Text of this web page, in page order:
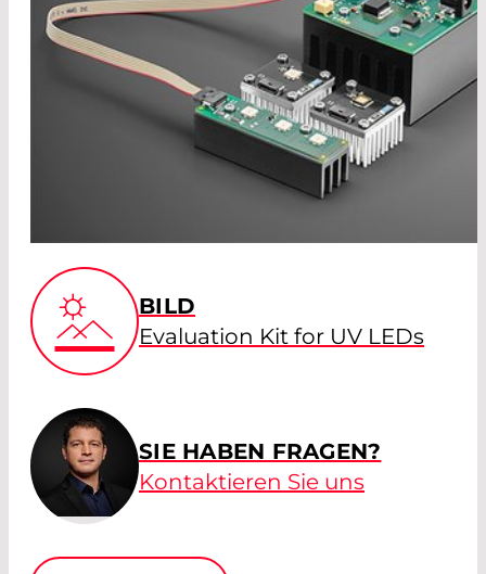
BILD
Evaluation Kit for UV LEDs
SIE HABEN FRAGEN?
Kontaktieren Sie uns